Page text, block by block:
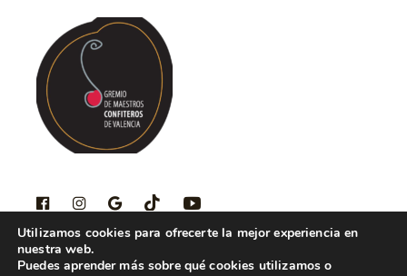
Utilizamos cookies para ofrecerte la mejor experiencia en
nuestra web.
Puedes aprender más sobre qué cookies utilizamos o